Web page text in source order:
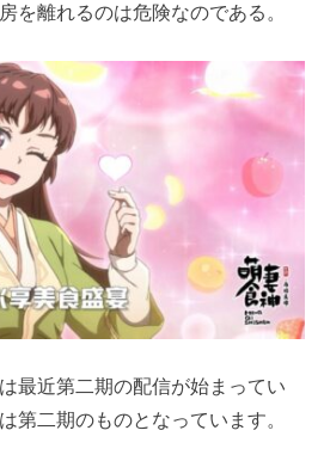
を離れるのは危険なのである。
最近第二期の配信が始まってい
第二期のものとなっています。